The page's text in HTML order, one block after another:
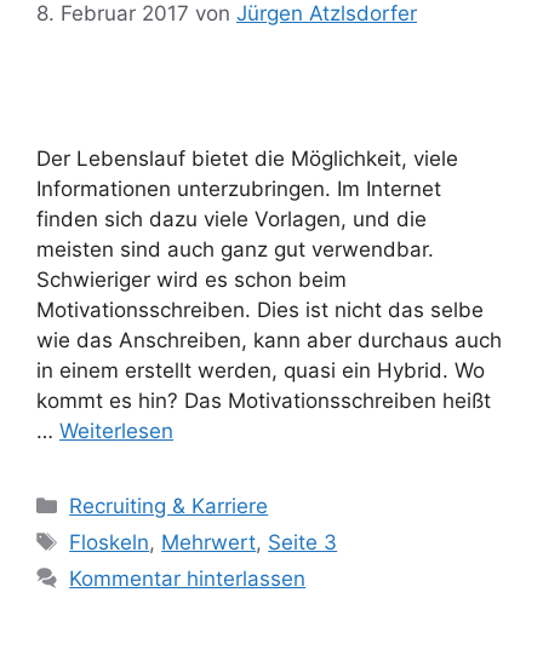
8. Februar 2017 von Jürgen Atzlsdorfer
Der Lebenslauf bietet die Möglichkeit, viele
Informationen unterzubringen. Im Internet
finden sich dazu viele Vorlagen, und die
meisten sind auch ganz gut verwendbar.
Schwieriger wird es schon beim
Motivationsschreiben. Dies ist nicht das selbe
wie das Anschreiben, kann aber durchaus auch
in einem erstellt werden, quasi ein Hybrid. Wo
kommt es hin? Das Motivationsschreiben heißt
… Weiterlesen
Kategorien
Recruiting & Karriere
Schlagwörter
Floskeln, Mehrwert, Seite 3
Kommentar hinterlassen